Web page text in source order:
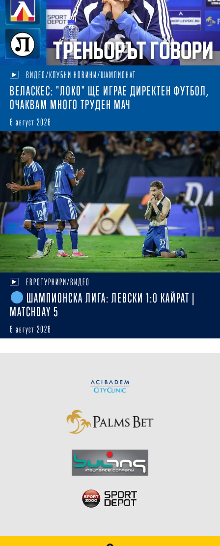
ВИДЕО/КЛУБНИ НОВИНИ/ШАМПИОНАТ
ВЕЛАСКЕС: "ЛОКО" ЩЕ ИГРАЕ ДИРЕКТЕН ФУТБОЛ,
ОЧАКВАМ МНОГО ТРУДЕН МАЧ
6 август 2026
ЕВРОТУРНИРИ/ВИДЕО
ШАМПИОНСКА ЛИГА: ЛЕВСКИ 1:0 КАЙРАТ |
MATCHDAY 5
6 август 2026